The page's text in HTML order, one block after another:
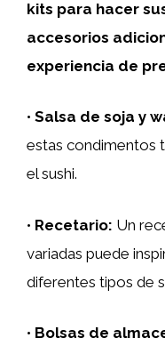
kits para hacer
accesorios
experiencia de
• Salsa de soja y
estas condimentos
el sushi.
• Recetario: Un
variadas puede
diferentes tipos de
• Bolsas de